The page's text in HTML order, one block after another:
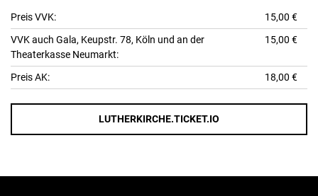
Preis VVK:
15,00 €
VVK auch Gala, Keupstr. 78, Köln und an der
Theaterkasse Neumarkt:
15,00 €
Preis AK: 18,00 €
LUTHERKIRCHE.TICKET.IO